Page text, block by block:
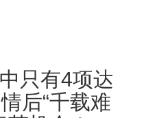
只有4项达
后“千载难